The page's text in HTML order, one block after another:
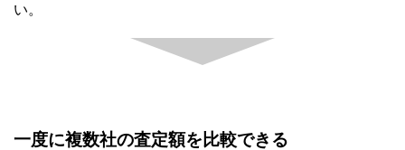
い。
一度に複数社の査定額を比較できる